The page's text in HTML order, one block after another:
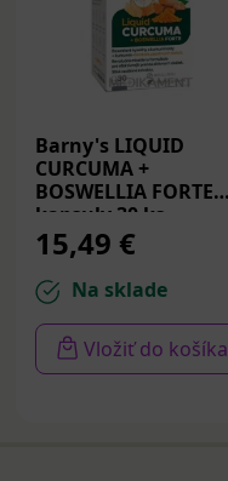
Barny's LIQUID
CURCUMA +
BOSWELLIA FORTE
kapsuly 30 ks
15,49 €
Na sklade
Vložiť do košíka